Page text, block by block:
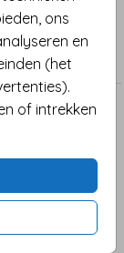
ons
en
(het
of intrekken
met je
Kleinere
juist